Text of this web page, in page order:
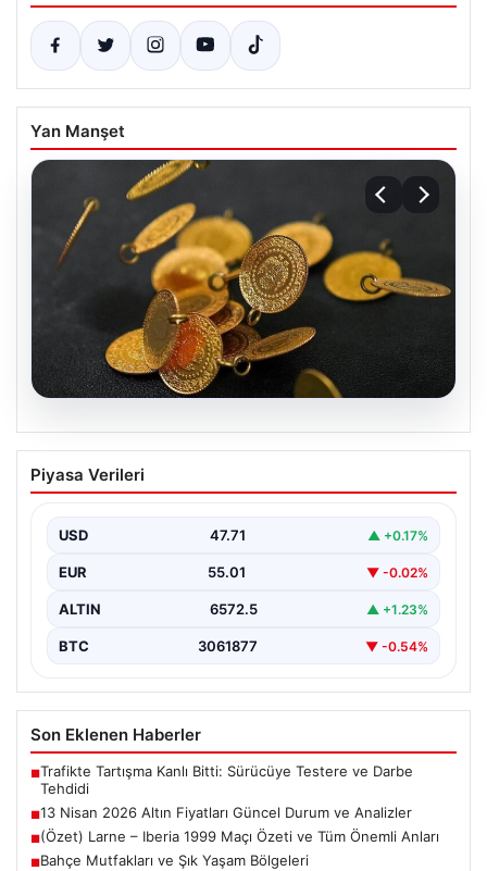
Yan Manşet
05.08.2026
13 Nisan 2026 Altın Fiyatları Güncel
Durum ve Analizler
uluslararası gelişmeler ve jeopolitical riskler nedeniyle
oldukça dalgalı…
Piyasa Verileri
USD 47.71 ▲ +0.17%
EUR 55.01 ▼ -0.02%
ALTIN 6572.5 ▲ +1.23%
BTC 3061877 ▼ -0.54%
Son Eklenen Haberler
■Trafikte Tartışma Kanlı Bitti: Sürücüye Testere ve Darbe
Tehdidi
■13 Nisan 2026 Altın Fiyatları Güncel Durum ve Analizler
■(Özet) Larne – Iberia 1999 Maçı Özeti ve Tüm Önemli Anları
■Bahçe Mutfakları ve Şık Yaşam Bölgeleri